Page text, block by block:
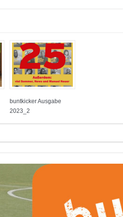
buntkicker Ausgabe
2023_2